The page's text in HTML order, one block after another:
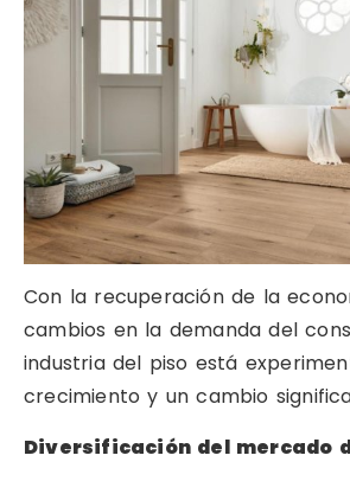
Con la recuperación de la
cambios en la demanda del
industria del piso está
crecimiento y un cambio
Diversificación del mercado